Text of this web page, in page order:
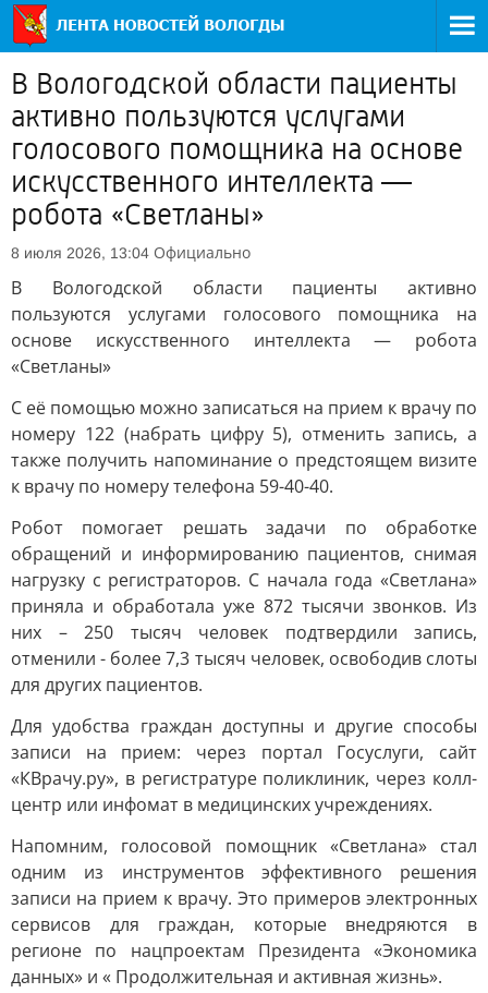
В Вологодской области пациенты
активно пользуются услугами
голосового помощника на основе
искусственного интеллекта —
робота «Светланы»
8 июля 2026, 13:04 Официально
В Вологодской области пациенты активно
пользуются услугами голосового помощника на
основе искусственного интеллекта — робота
«Светланы»
С её помощью можно записаться на прием к врачу по
номеру 122 (набрать цифру 5), отменить запись, а
также получить напоминание о предстоящем визите
к врачу по номеру телефона 59-40-40.
Робот помогает решать задачи по обработке
обращений и информированию пациентов, снимая
нагрузку с регистраторов. С начала года «Светлана»
приняла и обработала уже 872 тысячи звонков. Из
них – 250 тысяч человек подтвердили запись,
отменили - более 7,3 тысяч человек, освободив слоты
для других пациентов.
Для удобства граждан доступны и другие способы
записи на прием: через портал Госуслуги, сайт
«КВрачу.ру», в регистратуре поликлиник, через колл-
центр или инфомат в медицинских учреждениях.
Напомним, голосовой помощник «Светлана» стал
одним из инструментов эффективного решения
записи на прием к врачу. Это примеров электронных
сервисов для граждан, которые внедряются в
регионе по нацпроектам Президента «Экономика
данных» и « Продолжительная и активная жизнь».